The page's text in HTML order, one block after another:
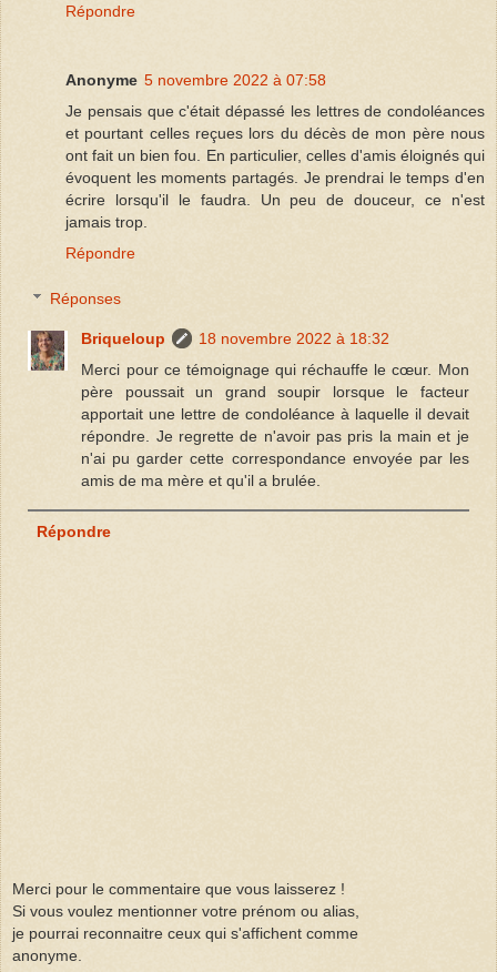
Répondre
Anonyme 5 novembre 2022 à 07:58
Je pensais que c'était dépassé les lettres de condoléances
et pourtant celles reçues lors du décès de mon père nous
ont fait un bien fou. En particulier, celles d'amis éloignés qui
évoquent les moments partagés. Je prendrai le temps d'en
écrire lorsqu'il le faudra. Un peu de douceur, ce n'est
jamais trop.
Répondre
Réponses
Briqueloup
18 novembre 2022 à 18:32
Merci pour ce témoignage qui réchauffe le cœur. Mon
père poussait un grand soupir lorsque le facteur
apportait une lettre de condoléance à laquelle il devait
répondre. Je regrette de n'avoir pas pris la main et je
n'ai pu garder cette correspondance envoyée par les
amis de ma mère et qu'il a brulée.
Répondre
Merci pour le commentaire que vous laisserez !
Si vous voulez mentionner votre prénom ou alias,
je pourrai reconnaitre ceux qui s'affichent comme
anonyme.